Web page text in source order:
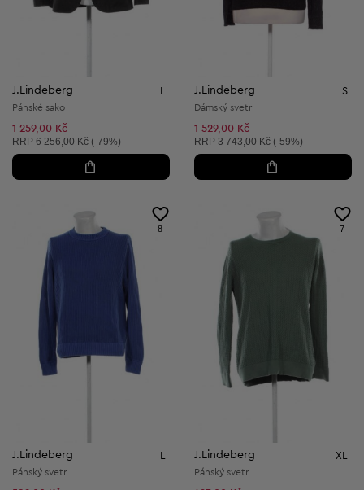
J.Lindeberg
Pánské sako
1 259,00 Kč
Doporučená cena:
RRP 6 256,00 Kč (-79%)
J.Lindeberg S
Dámský svetr
1 529,00 Kč
Doporučená cena:
RRP 3 743,00 Kč (-59%)
8
J.Lindeberg
Pánský svetr
7
J.Lindeberg XL
Pánský svetr